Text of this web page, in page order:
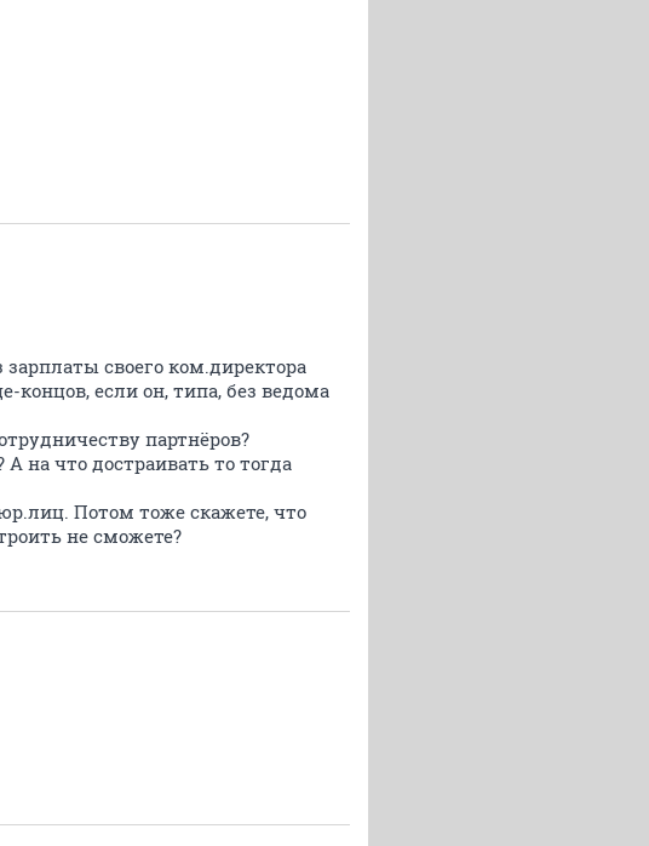
своего ком.директора
если он, типа, без ведома
партнёров?
на что достраивать то тогда
Потом тоже скажете, что
не сможете?